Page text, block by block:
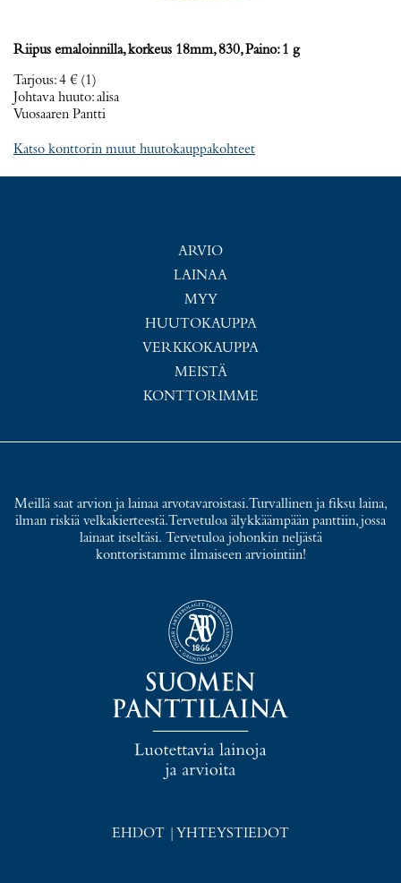
Riipus emaloinnilla, korkeus 18mm, 830, Paino: 1 g
Tarjous:4 € (1)
Johtava huuto:alisa
Vuosaaren Pantti
Katso konttorin muut huutokauppakohteet
ARVIO
LAINAA
MYY
HUUTOKAUPPA
VERKKOKAUPPA
MEISTÄ
KONTTORIMME
Meillä saat arvion ja lainaa arvotavaroistasi. Turvallinen ja fiksu laina,
ilman riskiä velkakierteestä. Tervetuloa älykkäämpään panttiin, jossa
lainaat itseltäsi. Tervetuloa johonkin neljästä
konttoristamme ilmaiseen arviointiin!
EHDOT YHTEYSTIEDOT